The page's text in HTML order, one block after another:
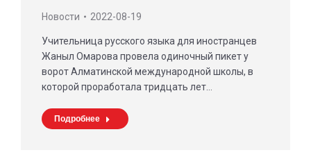
Новости 2022-08-19
Учительница русского языка для иностранцев
Жаныл Омарова провела одиночный пикет у
ворот Алматинской международной школы, в
которой проработала тридцать лет…
Подробнее